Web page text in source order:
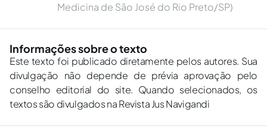
Medicina de São José do Rio Preto/SP)
Informações sobre o texto
Este texto foi publicado diretamente pelos autores. Sua
divulgação não depende de prévia aprovação pelo
conselho editorial do site. Quando selecionados, os
textos são divulgados na Revista Jus Navigandi